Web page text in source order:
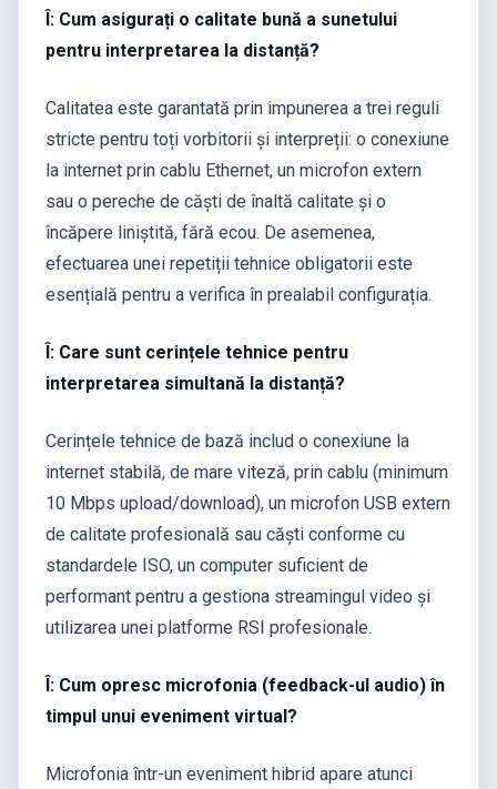
Î: Cum asigurați o calitate bună a sunetului
pentru interpretarea la distanță?
Calitatea este garantată prin impunerea a trei reguli
stricte pentru toți vorbitorii și interpreții: o conexiune
la internet prin cablu Ethernet, un microfon extern
sau o pereche de căști de înaltă calitate și o
încăpere liniștită, fără ecou. De asemenea,
efectuarea unei repetiții tehnice obligatorii este
esențială pentru a verifica în prealabil configurația.
Î: Care sunt cerințele tehnice pentru
interpretarea simultană la distanță?
Cerințele tehnice de bază includ o conexiune la
internet stabilă, de mare viteză, prin cablu (minimum
10 Mbps upload/download), un microfon USB extern
de calitate profesională sau căști conforme cu
standardele ISO, un computer suficient de
performant pentru a gestiona streamingul video și
utilizarea unei platforme RSI profesionale.
Î: Cum opresc microfonia (feedback-ul audio) în
timpul unui eveniment virtual?
Microfonia într-un eveniment hibrid apare atunci